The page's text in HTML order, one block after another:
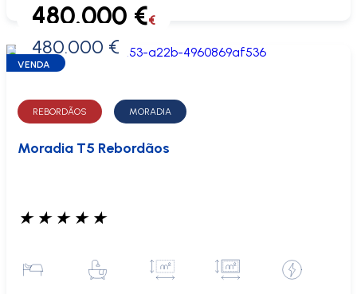
0 €
480.000 €€
480.000 €
VENDA
REBORDÃOS MORADIA
Moradia T5 Rebordãos
★ ★ ★ ★ ★